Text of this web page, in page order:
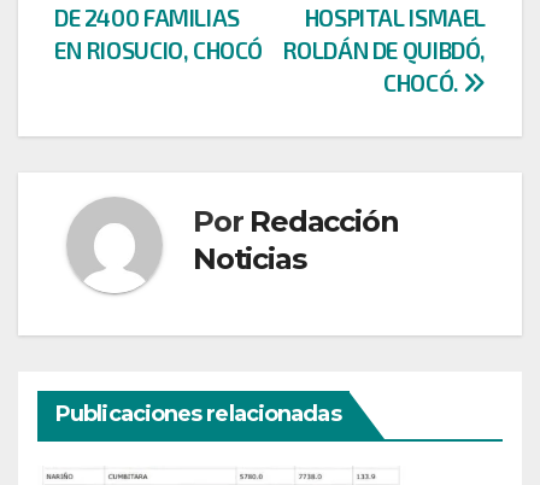
HOSPITAL ISMAEL
ROLDÁN DE QUIBDÓ,
CHOCÓ.
DE 2400 FAMILIAS
EN RIOSUCIO, CHOCÓ
Por Redacción
Noticias
Publicaciones relacionadas